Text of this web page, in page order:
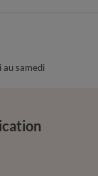
samedi